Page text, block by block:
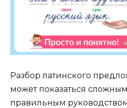
Разбор латинского
может показаться
правильным